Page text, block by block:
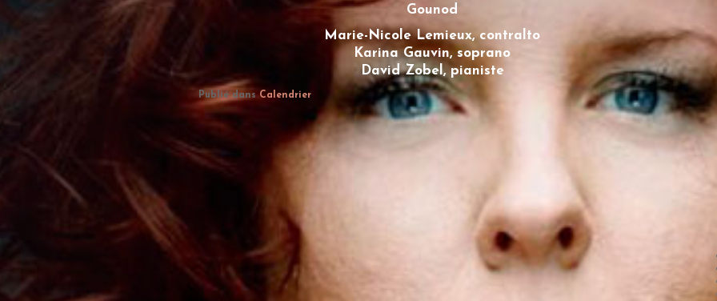
Gounod
Marie-Nicole Lemieux, contralto
Karina Gauvin, soprano
David Zobel, pianiste
Publié dans Calendrier